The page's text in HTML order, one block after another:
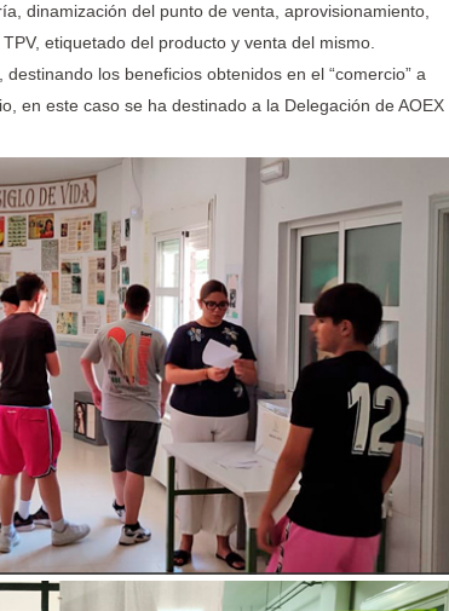
dinamización del punto de venta, aprovisionamiento,
etiquetado del producto y venta del mismo.
los beneficios obtenidos en el “comercio” a
en este caso se ha destinado a la Delegación de AOEX